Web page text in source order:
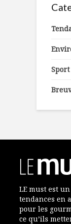
LE must est
tendances en
pour les
ce qu’ils